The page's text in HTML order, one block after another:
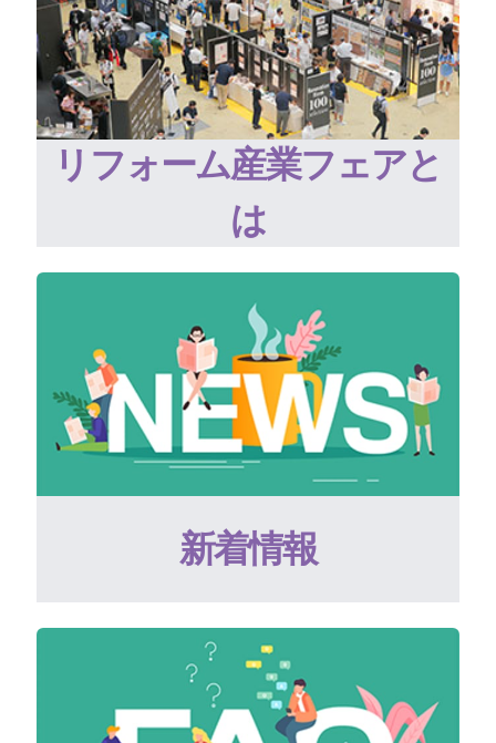
リフォーム産業フェアと
は
新着情報